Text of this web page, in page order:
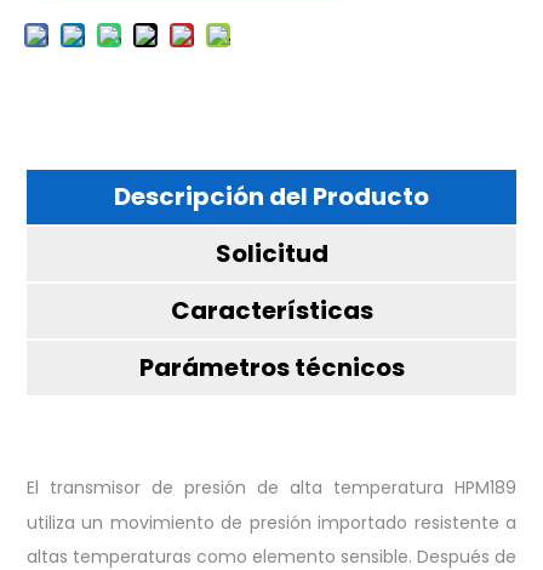
Descripción del Producto
Solicitud
Características
Parámetros técnicos
El transmisor de presión de alta temperatura HPM189
utiliza un movimiento de presión importado resistente a
altas temperaturas como elemento sensible. Después de